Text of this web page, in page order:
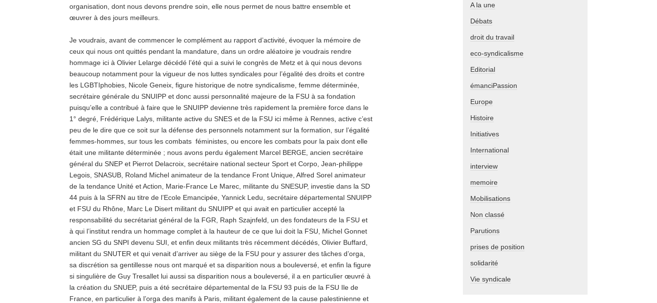
organisation, dont nous devons prendre soin, elle nous permet de nous battre ensemble et
œuvrer à des jours meilleurs.
Je voudrais, avant de commencer le complément au rapport d’activité, évoquer la mémoire de
ceux qui nous ont quittés pendant la mandature, dans un ordre aléatoire je voudrais rendre
hommage ici à Olivier Lelarge décédé l’été qui a suivi le congrès de Metz et à qui nous devons
beaucoup notamment pour la vigueur de nos luttes syndicales pour l’égalité des droits et contre
les LGBTIphobies, Nicole Geneix, figure historique de notre syndicalisme, femme déterminée,
secrétaire générale du SNUIPP et donc aussi personnalité majeure de la FSU à sa fondation
puisqu’elle a contribué à faire que le SNUIPP devienne très rapidement la première force dans le
1° degré, Frédérique Lalys, militante active du SNES et de la FSU ici même à Rennes, active c’est
peu de le dire que ce soit sur la défense des personnels notamment sur la formation, sur l’égalité
femmes-hommes, sur tous les combats féministes, ou encore les combats pour la paix dont elle
était une militante déterminée ; nous avons perdu également Marcel BERGE, ancien secrétaire
général du SNEP et Pierrot Delacroix, secrétaire national secteur Sport et Corpo, Jean-philippe
Legois, SNASUB, Roland Michel animateur de la tendance Front Unique, Alfred Sorel animateur
de la tendance Unité et Action, Marie-France Le Marec, militante du SNESUP, investie dans la SD
44 puis à la SFRN au titre de l’Ecole Emancipée, Yannick Ledu, secrétaire départemental SNUIPP
et FSU du Rhône, Marc Le Disert militant du SNUIPP et qui avait en particulier accepté la
responsabilité du secrétariat général de la FGR, Raph Szajnfeld, un des fondateurs de la FSU et
à qui l’institut rendra un hommage complet à la hauteur de ce que lui doit la FSU, Michel Gonnet
ancien SG du SNPI devenu SUI, et enfin deux militants très récemment décédés, Olivier Buffard,
militant du SNUTER et qui venait d’arriver au siège de la FSU pour y assurer des tâches d’orga,
sa discrétion sa gentillesse nous ont marqué et sa disparition nous a bouleversé, et enfin la figure
si singulière de Guy Tresallet lui aussi sa disparition nous a bouleversé, il a en particulier œuvré à
la création du SNUEP, puis a été secrétaire départemental de la FSU 93 puis de la FSU Ile de
France, en particulier à l’orga des manifs à Paris, militant également de la cause palestinienne et
A la une
Débats
droit du travail
eco-syndicalisme
Editorial
émanciPassion
Europe
Histoire
Initiatives
International
interview
memoire
Mobilisations
Non classé
Parutions
prises de position
solidarité
Vie syndicale